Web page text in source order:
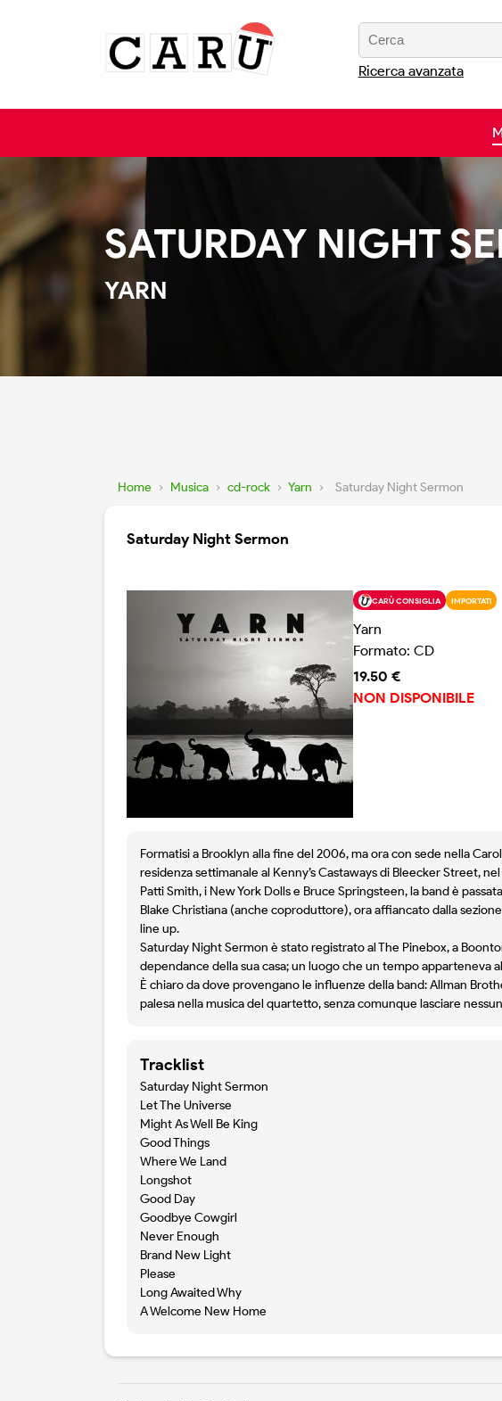
Ricerca avanzata
SATURDAY NIGHT
YARN
Home › Musica › cd-rock › Yarn › Saturday Night Sermon
Saturday Night Sermon
CARÙ CONSIGLIA IMPORTATI
Yarn
Formato: CD
19.50 €
NON DISPONIBILE
Formatisi a Brooklyn alla fine del 2006, ma ora con sede nella
residenza settimanale al Kenny’s Castaways di Bleecker Street,
Patti Smith, i New York Dolls e Bruce Springsteen, la band è
Blake Christiana (anche coproduttore), ora affiancato dalla
line up.
Saturday Night Sermon è stato registrato al The Pinebox, a
dependance della sua casa; un luogo che un tempo
È chiaro da dove provengano le influenze della band: Allman
palesa nella musica del quartetto, senza comunque lasciare
Tracklist
Saturday Night Sermon
Let The Universe
Might As Well Be King
Good Things
Where We Land
Longshot
Good Day
Goodbye Cowgirl
Never Enough
Brand New Light
Please
Long Awaited Why
A Welcome New Home